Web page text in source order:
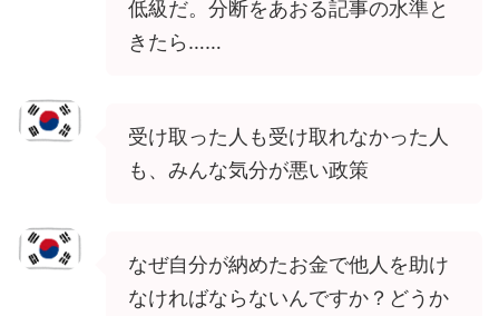
低級だ。分断をあおる記事の水準と
きたら……
受け取った人も受け取れなかった人
も、みんな気分が悪い政策
なぜ自分が納めたお金で他人を助け
なければならないんですか？どうか